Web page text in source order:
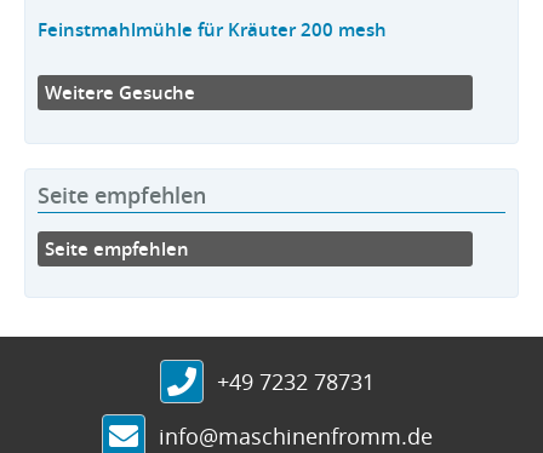
Feinstmahlmühle für Kräuter 200 mesh
Weitere Gesuche
Seite empfehlen
Seite empfehlen
+49 7232 78731
info@maschinenfromm.de